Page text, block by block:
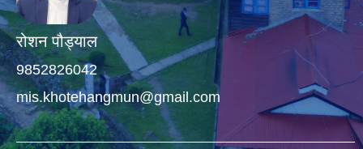
रोशन पौड्याल
9852826042
mis.khotehangmun@gmail.com